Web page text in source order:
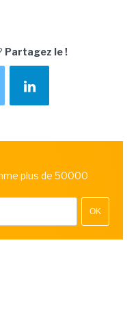
Partagez le !
plus de 50000
OK